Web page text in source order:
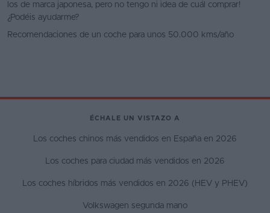
los de marca japonesa, pero no tengo ni idea de cuál comprar!
¿Podéis ayudarme?
Recomendaciones de un coche para unos 50.000 kms/año
ÉCHALE UN VISTAZO A
Los coches chinos más vendidos en España en 2026
Los coches para ciudad más vendidos en 2026
Los coches híbridos más vendidos en 2026 (HEV y PHEV)
Volkswagen segunda mano